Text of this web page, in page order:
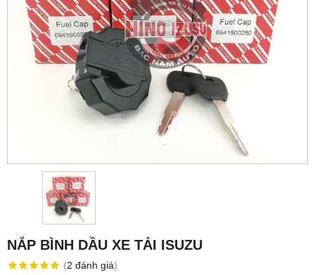
NẮP BÌNH DẦU XE TẢI ISUZU
(2 đánh giá)